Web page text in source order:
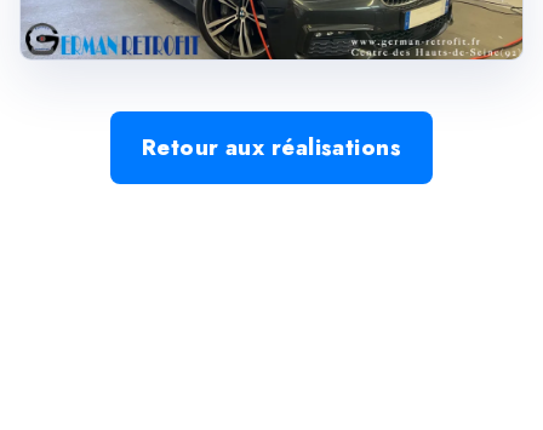
Retour aux réalisations